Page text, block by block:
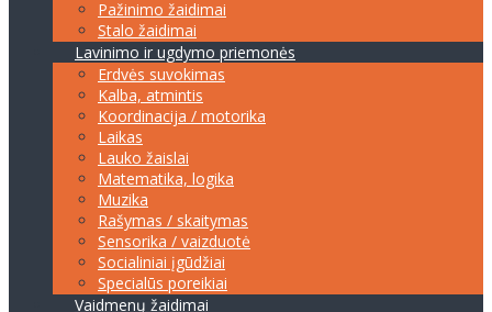
Pažinimo žaidimai
Stalo žaidimai
Lavinimo ir ugdymo priemonės
Erdvės suvokimas
Kalba, atmintis
Koordinacija / motorika
Laikas
Lauko žaislai
Matematika, logika
Muzika
Rašymas / skaitymas
Sensorika / vaizduotė
Socialiniai įgūdžiai
Specialūs poreikiai
Vaidmenų žaidimai